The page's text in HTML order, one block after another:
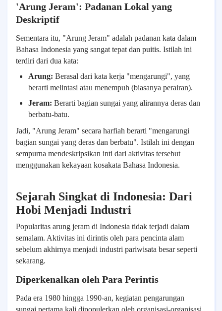
'Arung Jeram': Padanan Lokal yang
Deskriptif
Sementara itu, "Arung Jeram" adalah padanan kata dalam
Bahasa Indonesia yang sangat tepat dan puitis. Istilah ini
terdiri dari dua kata:
Arung: Berasal dari kata kerja "mengarungi", yang
berarti melintasi atau menempuh (biasanya perairan).
Jeram: Berarti bagian sungai yang alirannya deras dan
berbatu-batu.
Jadi, "Arung Jeram" secara harfiah berarti "mengarungi
bagian sungai yang deras dan berbatu". Istilah ini dengan
sempurna mendeskripsikan inti dari aktivitas tersebut
menggunakan kekayaan kosakata Bahasa Indonesia.
Sejarah Singkat di Indonesia: Dari
Hobi Menjadi Industri
Popularitas arung jeram di Indonesia tidak terjadi dalam
semalam. Aktivitas ini dirintis oleh para pencinta alam
sebelum akhirnya menjadi industri pariwisata besar seperti
sekarang.
Diperkenalkan oleh Para Perintis
Pada era 1980 hingga 1990-an, kegiatan pengarungan